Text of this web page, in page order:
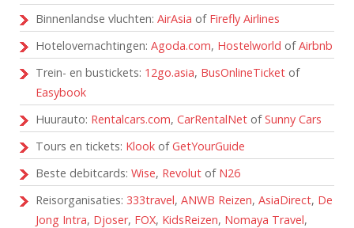
Binnenlandse vluchten: AirAsia of Firefly Airlines
Hotelovernachtingen: Agoda.com, Hostelworld ofAirbnb
Trein- en bustickets: 12go.asia, BusOnlineTicket of
Easybook
Huurauto: Rentalcars.com, CarRentalNet ofSunny Cars
Tours en tickets: Klook ofGetYourGuide
Beste debitcards: Wise, Revolut of N26
Reisorganisaties: 333travel, ANWB Reizen, AsiaDirect, De
Jong Intra, Djoser, FOX, KidsReizen, Nomaya Travel,